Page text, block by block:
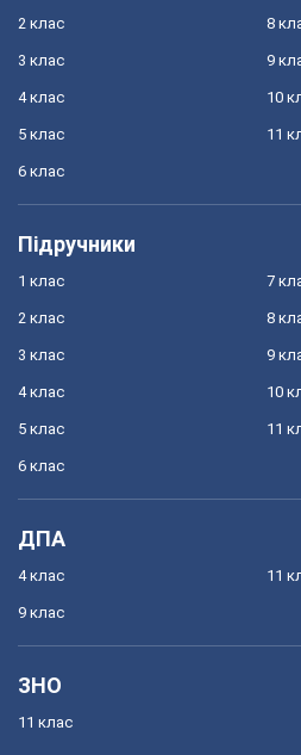
2 клас
3 клас
4 клас
5 клас
6 клас
8
9
10
11
Підручники
1 клас
2 клас
3 клас
4 клас
5 клас
6 клас
7
8
9
10
11
ДПА
4 клас
9 клас
11
ЗНО
11 клас